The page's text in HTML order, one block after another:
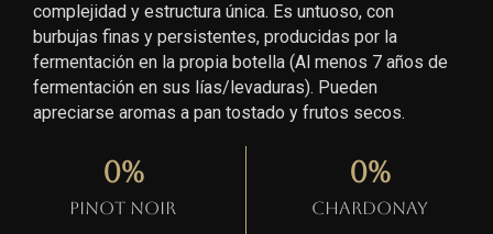
complejidad y estructura única. Es untuoso, con
burbujas finas y persistentes, producidas por la
fermentación en la propia botella (Al menos 7 años de
fermentación en sus lías/levaduras). Pueden
apreciarse aromas a pan tostado y frutos secos.
Pinot Noir
0%
Chardonay
0%